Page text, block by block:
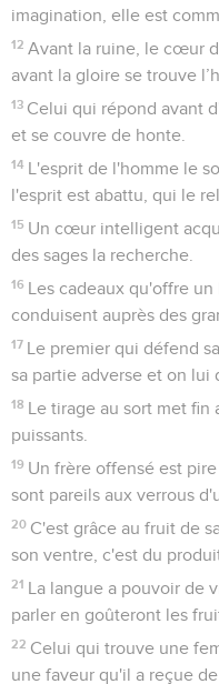
imagination, elle est
12 Avant la ruine, le cœur
avant la gloire se trouve
13 Celui qui répond avant
et se couvre de honte.
14 L'esprit de l'homme le
l'esprit est abattu, qui le
15 Un cœur intelligent
des sages la recherche.
16 Les cadeaux qu'offre
conduisent auprès des
17 Le premier qui défend
sa partie adverse et on lui
18 Le tirage au sort met fin
puissants.
19 Un frère offensé est
sont pareils aux verrous
20 C'est grâce au fruit de
son ventre, c'est du
21 La langue a pouvoir de
parler en goûteront les
22 Celui qui trouve une
une faveur qu'il a reçue de